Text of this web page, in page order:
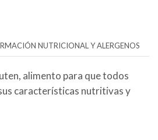
NUTRICIONAL Y ALERGENOS
alimento para que todos
características nutritivas y